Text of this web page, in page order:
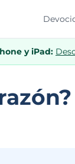
y iPad: